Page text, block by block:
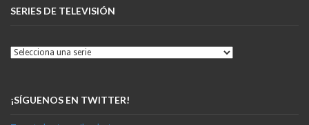
SERIES DE TELEVISIÓN
¡SÍGUENOS EN TWITTER!